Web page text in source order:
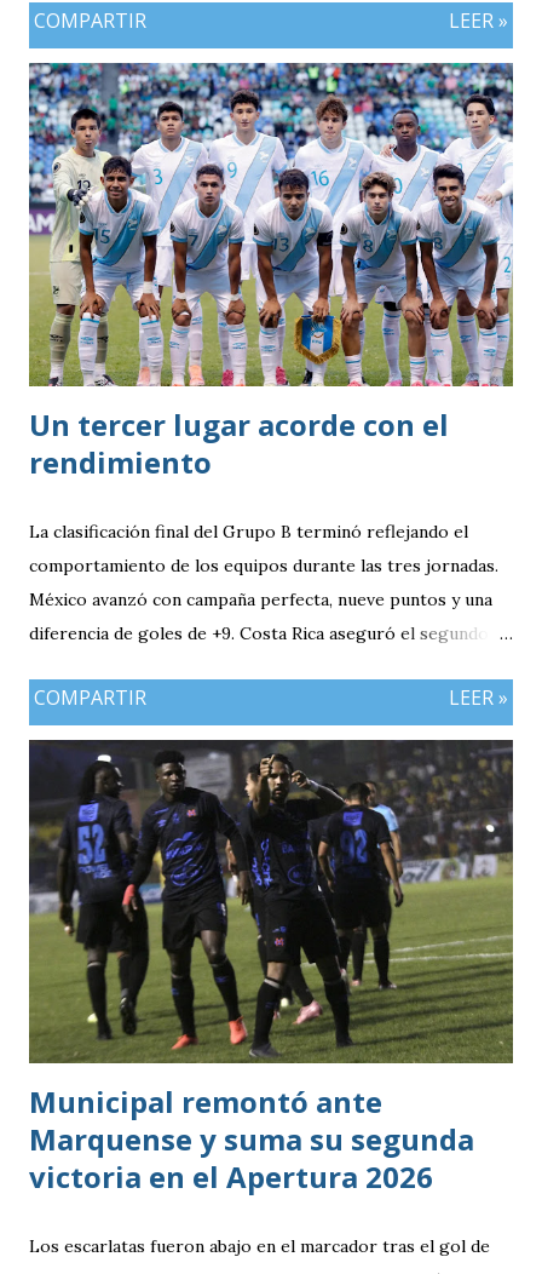
COMPARTIR LEER »
Un tercer lugar acorde con el
rendimiento
La clasificación final del Grupo B terminó reflejando el
comportamiento de los equipos durante las tres jornadas.
México avanzó con campaña perfecta, nueve puntos y una
diferencia de goles de +9. Costa Rica aseguró el segundo
tres puntos y diferencia de -1, mientras Antigua y Barbuda
cerró sin sumar. ¿Por qué Guatemala terminó tercera y
dependió de otros resultados? Porque el equipo solo
consiguió imponer condiciones frente al rival más débil del
grupo. En los dos partidos que definían la clasificación fue
superado en posesión, producción ofensiva y generación de
ocasiones de gol. La goleada frente a México terminó
siendo la consecuencia más visible de una diferencia que ya
se había manifestado ante Costa Rica y que obligó a la
Bicolor a llegar a la última jornada pendiente de otros
resultados, particularmente del de Honduras vs. Panamá.
COMPARTIR LEER »
Municipal remontó ante
Marquense y suma su segunda
victoria en el Apertura 2026
Los escarlatas fueron abajo en el marcador tras el gol de